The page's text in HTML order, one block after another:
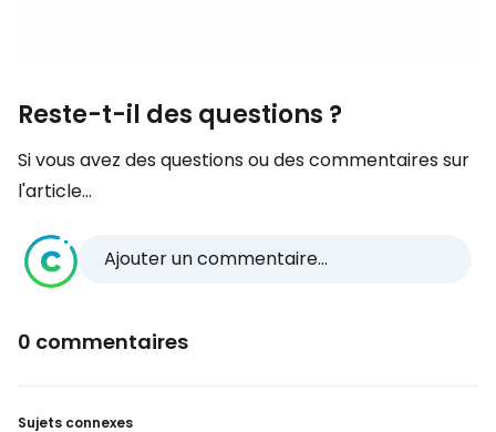
Reste-t-il des questions ?
Si vous avez des questions ou des commentaires sur
l'article...
Ajouter un commentaire...
0 commentaires
Sujets connexes